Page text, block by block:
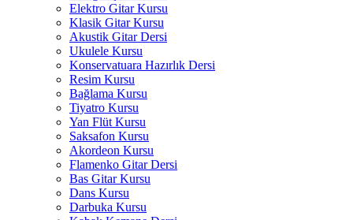
Elektro Gitar Kursu
Klasik Gitar Kursu
Akustik Gitar Dersi
Ukulele Kursu
Konservatuara Hazırlık Dersi
Resim Kursu
Bağlama Kursu
Tiyatro Kursu
Yan Flüt Kursu
Saksafon Kursu
Akordeon Kursu
Flamenko Gitar Dersi
Bas Gitar Kursu
Dans Kursu
Darbuka Kursu